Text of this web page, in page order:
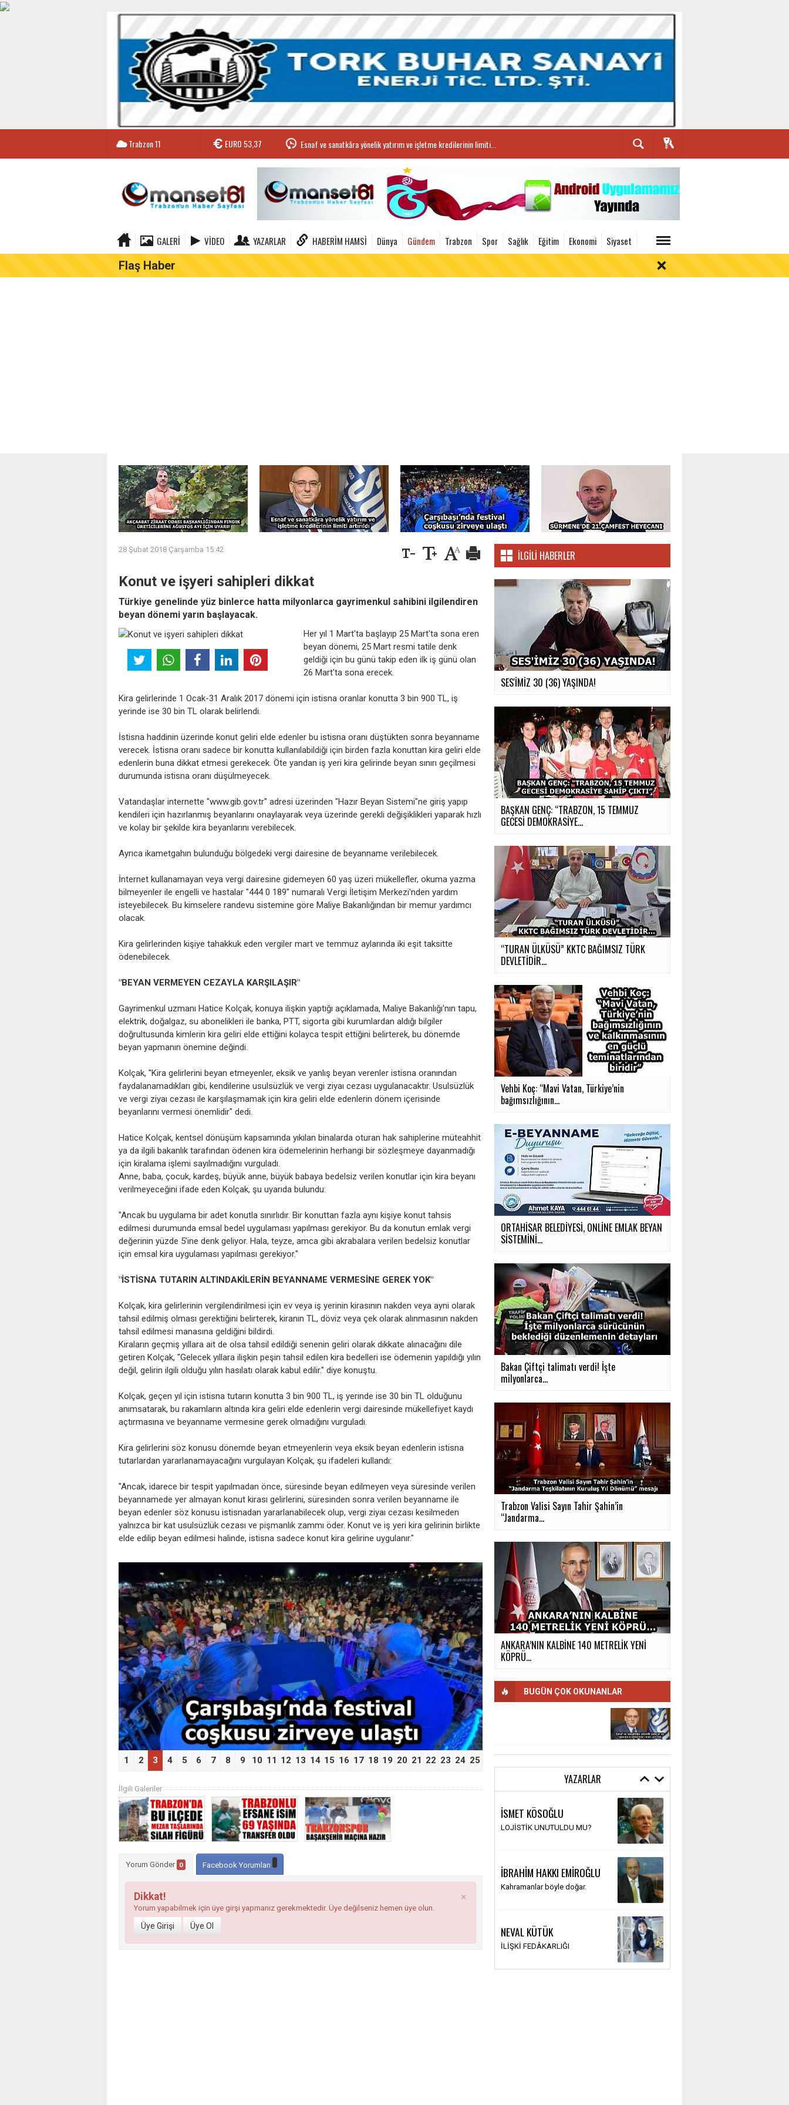
Trabzon11 EURO53,37 Esnaf ve sanatkâra yönelik yatırım ve işletme kredilerinin limiti...
GALERI VIDEO YAZARLAR HABERIM HAMSI Dünya Gündem Trabzon Spor Sağlık Eğitim Ekonomi Siyaset
Flaş Haber
28 Şubat 2018 Çarşamba 15:42
Konut ve işyeri sahipleri dikkat
Türkiye genelinde yüz binlerce hatta milyonlarca gayrimenkul sahibini ilgilendiren
beyan dönemi yarın başlayacak.
Her yıl 1 Mart'ta başlayıp 25 Mart'ta sona eren
beyan dönemi, 25 Mart resmi tatile denk
geldiği için bu günü takip eden ilk iş günü olan
26 Mart'ta sona erecek.
Kira gelirlerinde 1 Ocak-31 Aralık 2017 dönemi için istisna oranlar konutta 3 bin 900 TL, iş
yerinde ise 30 bin TL olarak belirlendi.
İstisna haddinin üzerinde konut geliri elde edenler bu istisna oranı düştükten sonra beyanname
verecek. İstisna oranı sadece bir konutta kullanılabildiği için birden fazla konuttan kira geliri elde
edenlerin buna dikkat etmesi gerekecek. Öte yandan iş yeri kira gelirinde beyan sınırı geçilmesi
durumunda istisna oranı düşülmeyecek.
Vatandaşlar internette "www.gib.gov.tr" adresi üzerinden "Hazır Beyan Sistemi"ne giriş yapıp
kendileri için hazırlanmış beyanlarını onaylayarak veya üzerinde gerekli değişiklikleri yaparak hızlı
ve kolay bir şekilde kira beyanlarını verebilecek.
Ayrıca ikametgahın bulunduğu bölgedeki vergi dairesine de beyanname verilebilecek.
İnternet kullanamayan veya vergi dairesine gidemeyen 60 yaş üzeri mükellefler, okuma yazma
bilmeyenler ile engelli ve hastalar "444 0 189" numaralı Vergi İletişim Merkezi'nden yardım
isteyebilecek. Bu kimselere randevu sistemine göre Maliye Bakanlığından bir memur yardımcı
olacak.
Kira gelirlerinden kişiye tahakkuk eden vergiler mart ve temmuz aylarında iki eşit taksitte
ödenebilecek.
"BEYAN VERMEYEN CEZAYLA KARŞILAŞIR"
Gayrimenkul uzmanı Hatice Kolçak, konuya ilişkin yaptığı açıklamada, Maliye Bakanlığı'nın tapu,
elektrik, doğalgaz, su abonelikleri ile banka, PTT, sigorta gibi kurumlardan aldığı bilgiler
doğrultusunda kimlerin kira geliri elde ettiğini kolayca tespit ettiğini belirterek, bu dönemde
beyan yapmanın önemine değindi.
Kolçak, "Kira gelirlerini beyan etmeyenler, eksik ve yanlış beyan verenler istisna oranından
faydalanamadıkları gibi, kendilerine usulsüzlük ve vergi ziyaı cezası uygulanacaktır. Usulsüzlük
ve vergi ziyaı cezası ile karşılaşmamak için kira geliri elde edenlerin dönem içerisinde
beyanlarını vermesi önemlidir" dedi.
Hatice Kolçak, kentsel dönüşüm kapsamında yıkılan binalarda oturan hak sahiplerine müteahhit
ya da ilgili bakanlık tarafından ödenen kira ödemelerinin herhangi bir sözleşmeye dayanmadığı
için kiralama işlemi sayılmadığını vurguladı.
Anne, baba, çocuk, kardeş, büyük anne, büyük babaya bedelsiz verilen konutlar için kira beyanı
verilmeyeceğini ifade eden Kolçak, şu uyarıda bulundu:
"Ancak bu uygulama bir adet konutla sınırlıdır. Bir konuttan fazla aynı kişiye konut tahsis
edilmesi durumunda emsal bedel uygulaması yapılması gerekiyor. Bu da konutun emlak vergi
değerinin yüzde 5’ine denk geliyor. Hala, teyze, amca gibi akrabalara verilen bedelsiz konutlar
için emsal kira uygulaması yapılması gerekiyor."
"İSTİSNA TUTARIN ALTINDAKİLERİN BEYANNAME VERMESİNE GEREK YOK"
Kolçak, kira gelirlerinin vergilendirilmesi için ev veya iş yerinin kirasının nakden veya ayni olarak
tahsil edilmiş olması gerektiğini belirterek, kiranın TL, döviz veya çek olarak alınmasının nakden
tahsil edilmesi manasına geldiğini bildirdi.
Kiraların geçmiş yıllara ait de olsa tahsil edildiği senenin geliri olarak dikkate alınacağını dile
getiren Kolçak, "Gelecek yıllara ilişkin peşin tahsil edilen kira bedelleri ise ödemenin yapıldığı yılın
değil, gelirin ilgili olduğu yılın hasılatı olarak kabul edilir." diye konuştu.
Kolçak, geçen yıl için istisna tutarın konutta 3 bin 900 TL, iş yerinde ise 30 bin TL olduğunu
anımsatarak, bu rakamların altında kira geliri elde edenlerin vergi dairesinde mükellefiyet kaydı
açtırmasına ve beyanname vermesine gerek olmadığını vurguladı.
Kira gelirlerini söz konusu dönemde beyan etmeyenlerin veya eksik beyan edenlerin istisna
tutarlardan yararlanamayacağını vurgulayan Kolçak, şu ifadeleri kullandı:
"Ancak, idarece bir tespit yapılmadan önce, süresinde beyan edilmeyen veya süresinde verilen
beyannamede yer almayan konut kirası gelirlerini, süresinden sonra verilen beyanname ile
beyan edenler söz konusu istisnadan yararlanabilecek olup, vergi ziyaı cezası kesilmeden
yalnızca bir kat usulsüzlük cezası ve pişmanlık zammı öder. Konut ve iş yeri kira gelirinin birlikte
elde edilip beyan edilmesi halinde, istisna sadece konut kira gelirine uygulanır."
1 2 3 4 5 6 7 8 9 10 11 12 13 14 15 16 17 18 19 20 21 22 23 24 25
İlgili Galeriler
Yorum Gönder 0 Facebook Yorumları
×
Dikkat!
Yorum yapabilmek için üye girşi yapmanız gerekmektedir. Üye değilseniz hemen üye olun.
Üye Girişi Üye Ol
İLGILI HABERLER
SES'İMİZ 30 (36) YAŞINDA!
BAŞKAN GENÇ: “TRABZON, 15 TEMMUZ
GECESİ DEMOKRASİYE...
“TURAN ÜLKÜSÜ” KKTC BAĞIMSIZ TÜRK
DEVLETİDİR…
Vehbi Koç: “Mavi Vatan, Türkiye’nin
bağımsızlığının...
ORTAHİSAR BELEDİYESİ, ONLİNE EMLAK BEYAN
SİSTEMİNİ...
Bakan Çiftçi talimatı verdi! İşte
milyonlarca...
Trabzon Valisi Sayın Tahir Şahin’in
“Jandarma...
ANKARA’NIN KALBİNE 140 METRELİK YENİ
KÖPRÜ…
BUGÜN ÇOK OKUNANLAR
YAZARLAR
İSMET KÖSOĞLU
LOJİSTİK UNUTULDU MU?
İBRAHİM HAKKI EMİROĞLU
Kahramanlar böyle doğar.
NEVAL KÜTÜK
İLİŞKİ FEDÂKARLIĞI